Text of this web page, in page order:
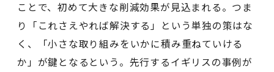
ことで、初めて大きな削減効果が見込まれる。つま
り「これさえやれば解決する」という単独の策はな
く、「小さな取り組みをいかに積み重ねていける
か」が鍵となるという。先行するイギリスの事例が